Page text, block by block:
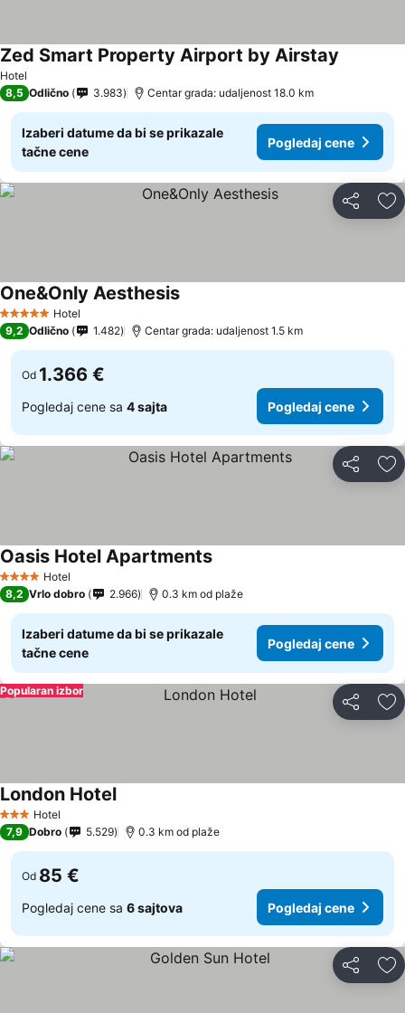
Hotel
Zed Smart Property Airport by Airstay
8,5 Odlično 3.983 Centar grada: udaljenost 18.0 km
Izaberi datume da bi se prikazale
tačne cene
Pogledaj cene
Deli
5 ZvezdiceHotel
One&Only AesthesisPogledaj cene
9,2 Odlično 1.482 Centar grada: udaljenost 1.5 km
Od 1.366 €
Pogledaj cene sa 4 sajta Pogledaj cene
Deli
4 ZvezdiceHotel
Oasis Hotel ApartmentsPogledaj cene
8,2 Vrlo dobro 2.966 0.3 km od plaže
Izaberi datume da bi se prikazale
tačne cene
Pogledaj cene
Deli
Popularan izbor
3 Zvezdice
Hotel
London HotelPogledaj cene
7,9 Dobro 5.529 0.3 km od plaže
Od 85 €
Pogledaj cene sa 6 sajtova Pogledaj cene
Deli